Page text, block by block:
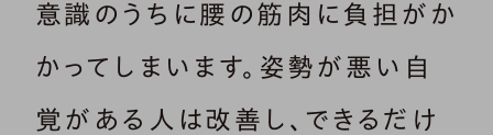
意識のうちに腰の筋肉に負担がか
かってしまいます。姿勢が悪い自
覚がある人は改善し、できるだけ